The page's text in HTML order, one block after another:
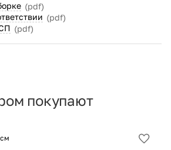
(pdf)
(pdf)
(pdf)
покупают